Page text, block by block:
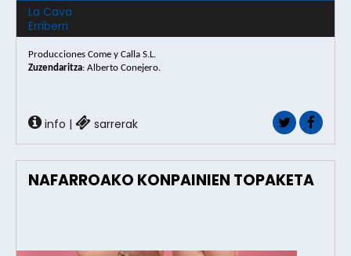
La Cava
Erriberri
Producciones Come y Calla S.L.
Zuzendaritza: Alberto Conejero.
info | sarrerak
NAFARROAKO KONPAINIEN TOPAKETA